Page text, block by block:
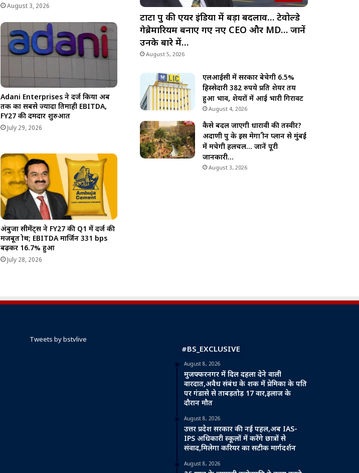
August 3, 2026
Adani Enterprises ने दर्ज किया अब
तक का सबसे ज्यादा तिमाही EBITDA,
FY27 की दमदार शुरुआत
July 29, 2026
अंबुजा सीमेंट्स ने FY27 की Q1 में दर्ज की
मजबूत ग्रोथ; EBITDA मार्जिन 331 bps
बढ़कर 16.7% हुआ
July 28, 2026
टाटा ग्रुप की एयर इंडिया में बड़ा बदलाव… टेवोल्डे
गेब्रेमारियम बनाए गए नए CEO और MD… जानें
उनके बारे में…
August 5, 2026
एलआईसी में सरकार बेचेगी 6.5%
हिस्सेदारी 382 रुपये प्रति शेयर तय
हुआ भाव, शेयरों में आई भारी गिरावट
August 4, 2026
कैसे बदल जाएगी धारावी की तस्वीर?
अदाणी ग्रुप के इस मेगा ग्रीन प्लान से मुंबई
में मचेगी हलचल… जानें पूरी
जानकारी…
August 3, 2026
Tweets by bstvlive
#BS_EXCLUSIVE
August 8, 2026
मुजफ्फरनगर में दिल दहला देने वाली
वारदात,अवैध संबंध के शक में प्रेमिका के पति
पर गंडासे से ताबड़तोड़ 17 वार,इलाज के
दौरान मौत
August 8, 2026
उत्तर प्रदेश सरकार की नई पहल,अब IAS-
IPS अधिकारी स्कूलों में करेंगे छात्रों से
संवाद,मिलेगा करियर का सटीक मार्गदर्शन
August 8, 2026